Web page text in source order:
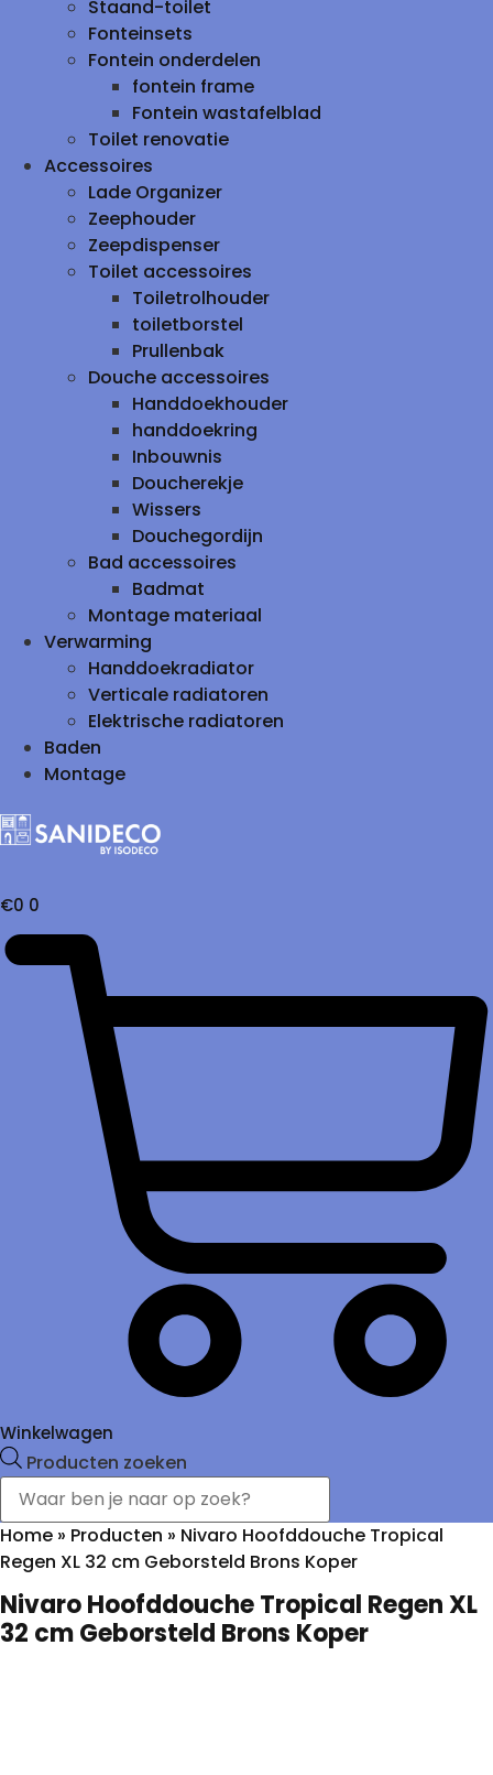
Staand-toilet
Fonteinsets
Fontein onderdelen
fontein frame
Fontein wastafelblad
Toilet renovatie
Accessoires
Lade Organizer
Zeephouder
Zeepdispenser
Toilet accessoires
Toiletrolhouder
toiletborstel
Prullenbak
Douche accessoires
Handdoekhouder
handdoekring
Inbouwnis
Doucherekje
Wissers
Douchegordijn
Bad accessoires
Badmat
Montage materiaal
Verwarming
Handdoekradiator
Verticale radiatoren
Elektrische radiatoren
Baden
Montage
€0 0
Winkelwagen
Producten zoeken
Home » Producten » Nivaro Hoofddouche Tropical
Regen XL 32 cm Geborsteld Brons Koper
Nivaro Hoofddouche Tropical Regen XL
32 cm Geborsteld Brons Koper